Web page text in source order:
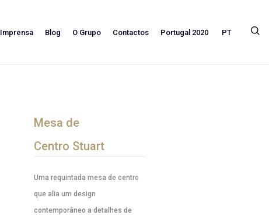
Imprensa Blog O Grupo Contactos Portugal 2020 PT
Mesa de
Centro Stuart
Uma requintada mesa de centro
que alia um design
contemporâneo a detalhes de